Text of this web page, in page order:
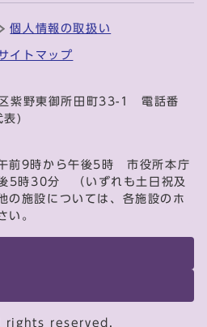
個人情報の取扱い
イトマップ
紫野東御所田町33-1 電話番
表)
前9時から午後5時 市役所本庁
5時30分 （いずれも土日祝及
の施設については、各施設のホ
い。
reserved.